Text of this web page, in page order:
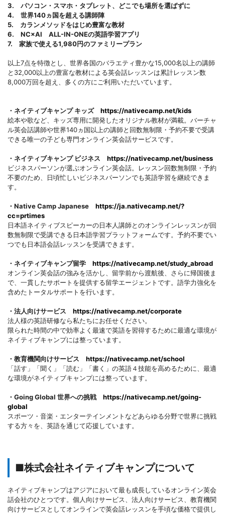
3. パソコン・スマホ・タブレット、どこでも場所を選ばずに
4. 世界140ヵ国を超える講師陣
5. カランメソッドをはじめ豊富な教材
6. NC×AI ALL-IN-ONEの英語学習アプリ
7. 家族で使える1,980円のファミリープラン
以上7点を特徴とし、世界各国のバラエティ豊かな15,000名以上の講師
と32,000以上の豊富な教材による英会話レッスンは累計レッスン数
8,000万回を超え、多くの方にご利用いただいています。
・ネイティブキャンプ キッズ https://nativecamp.net/kids
絵本や歌など、キッズ専用に開発したオリジナル教材が満載。バーチャ
ル英会話講師や世界140ヵ国以上の講師と回数無制限・予約不要で受講
できる唯一の子ども専門オンライン英会話サービスです。
・ネイティブキャンプ ビジネス https://nativecamp.net/business
ビジネスパーソンが選ぶオンライン英会話。レッスン回数無制限・予約
不要のため、日頃忙しいビジネスパーソンでも英語学習を継続できま
す。
・Native Camp Japanese https://ja.nativecamp.net/?
cc=prtimes
日本語ネイティブスピーカーの日本人講師とのオンラインレッスンが回
数無制限で受講できる日本語学習プラットフォームです。予約不要でい
つでも日本語会話レッスンを受講できます。
・ネイティブキャンプ留学 https://nativecamp.net/study_abroad
オンライン英会話の強みを活かし、留学前から渡航後、さらに帰国後ま
で、一貫したサポートを提供する留学エージェントです。語学力強化を
含めたトータルサポートを行います。
・法人向けサービス https://nativecamp.net/corporate
法人様の英語研修なら私たちにお任せください。
限られた時間の中で効率よく最速で英語を習得するために最適な環境が
ネイティブキャンプには整っています。
・教育機関向けサービス https://nativecamp.net/school
「話す」「聞く」「読む」「書く」の英語４技能を高めるために、最適
な環境がネイティブキャンプには整っています。
・Going Global 世界への挑戦 https://nativecamp.net/going-
global
スポーツ・音楽・エンターテインメントなどあらゆる分野で世界に挑戦
する方々を、英語を通じて応援しています。
■株式会社ネイティブキャンプについて
ネイティブキャンプはアジアにおいて最も成長しているオンライン英会
話会社のひとつです。個人向けサービス、法人向けサービス、教育機関
向けサービスとしてオンラインで英会話レッスンを手頃な価格で提供し